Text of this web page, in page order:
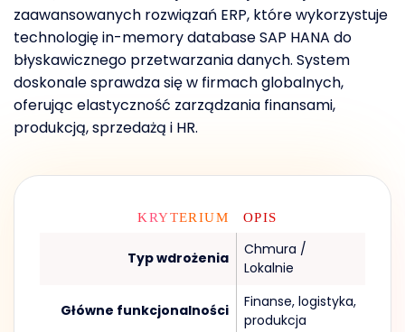
zaawansowanych rozwiązań ERP, które wykorzystuje
technologię in-memory database SAP HANA do
błyskawicznego przetwarzania danych. System
doskonale sprawdza się w firmach globalnych,
oferując elastyczność zarządzania finansami,
produkcją, sprzedażą i HR.
KRYTERIUM OPIS
Typ wdrożenia
Chmura /
Lokalnie
Główne funkcjonalności
Finanse, logistyka,
produkcja